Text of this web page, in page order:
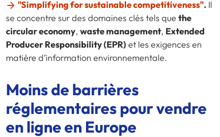
"Simplifying for sustainable competitiveness". Il
se concentre sur des domaines clés tels que the
circular economy, waste management, Extended
Producer Responsibility (EPR) et les exigences en
matière d’information environnementale.
Moins de barrières
réglementaires pour vendre
en ligne en Europe